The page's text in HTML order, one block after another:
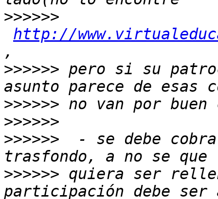
>>>>>>
http://
>>>>>> pero si su
>>>>>>
>>>>>>
>>>>>>
- se debe
>>>>>> quiera ser